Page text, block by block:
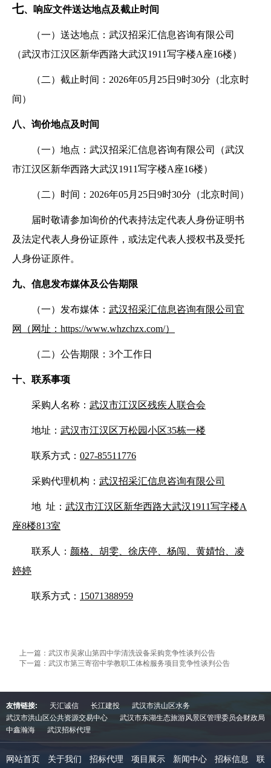
七、响应文件送达地点及截止时间
（一）送达地点：武汉招采汇信息咨询有限公司
（武汉市江汉区新华西路大武汉1911写字楼A座16楼）
（二）截止时间： 2026年05月25日9时30分（北京时
间）
八、询价地点及时间
（一）地点：武汉招采汇信息咨询有限公司（武汉
市江汉区新华西路大武汉1911写字楼A座16楼）
（二）时间： 2026年05月25日9时30分（北京时间）
届时敬请参加询价的代表持法定代表人身份证明书
及法定代表人身份证原件，或法定代表人授权书及受托
人身份证原件。
九、信息发布媒体及公告期限
（一）发布媒体： 武汉招采汇信息咨询有限公司官
网（网址： https://www.whzchzx.com/）
（二）公告期限： 3个工作日
十、联系事项
采购人名称： 武汉市江汉区残疾人联合会
地址： 武汉市江汉区万松园小区35栋一楼
联系方式： 027-85511776
采购代理机构： 武汉招采汇信息咨询有限公司
地 址： 武汉市江汉区新华西路大武汉1911写字楼A
座8楼813室
联系人： 颜格、胡雯、徐庆停、杨闯、黄婧怡、凌
婷婷
联系方式： 15071388959
上一篇：武汉市吴家山第四中学清洗设备采购竞争性谈判公告
下一篇：武汉市第三寄宿中学教职工体检服务项目竞争性谈判公告
友情链接: 天汇诚信 长江建投
武汉市洪山区水务
武汉市洪山区公共资源交易中心
武汉市东湖生态旅游风景区管理委员会财政局
中鑫瀚海
武汉招标代理
网站首页 关于我们 招标代理 项目展示 新闻中心 招标信息 联